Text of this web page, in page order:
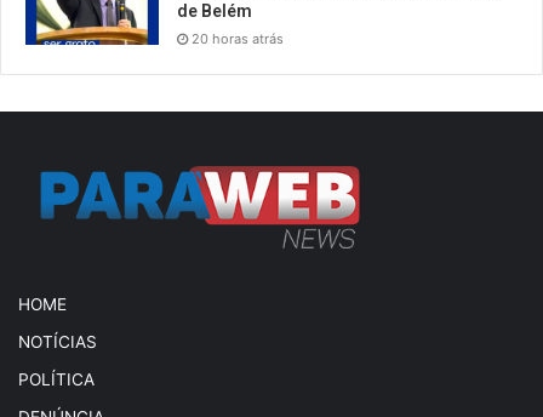
de Belém
20 horas atrás
HOME
NOTÍCIAS
POLÍTICA